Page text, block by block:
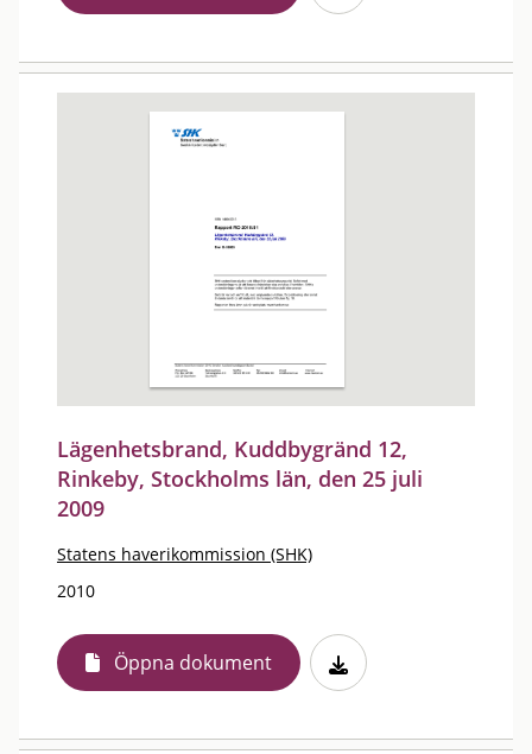
Lägenhetsbrand, Kuddbygränd 12,
Rinkeby, Stockholms län, den 25 juli
2009
Statens haverikommission (SHK)
2010
Öppna dokument